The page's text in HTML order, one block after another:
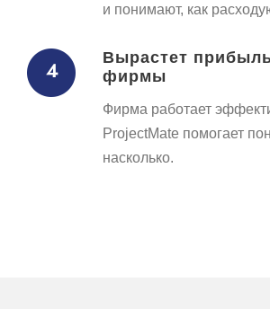
и понимают, как
Вырастет
фирмы​
Фирма работает
ProjectMate помогает
насколько.